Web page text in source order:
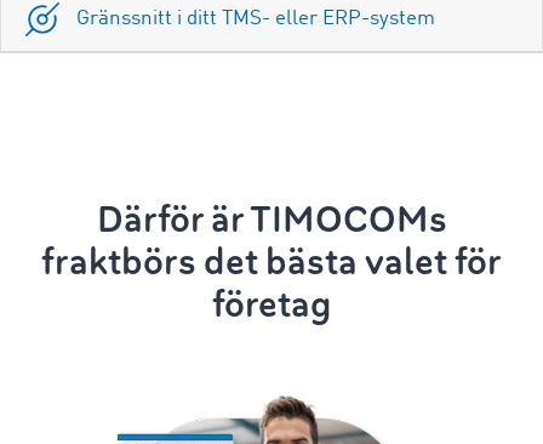
Gränssnitt i ditt TMS- eller ERP-system
Därför är TIMOCOMs
fraktbörs det bästa valet för
företag